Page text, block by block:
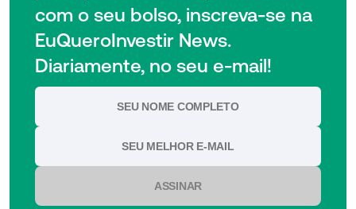
com o seu bolso, inscreva-se na
EuQueroInvestir News.
Diariamente, no seu e-mail!
ASSINAR